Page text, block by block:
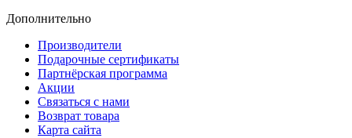
Дополнительно
Производители
Подарочные сертификаты
Партнёрская программа
Акции
Связаться с нами
Возврат товара
Карта сайта